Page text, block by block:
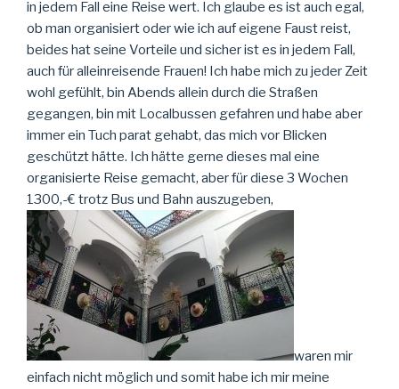
in jedem Fall eine Reise wert. Ich glaube es ist auch egal,
ob man organisiert oder wie ich auf eigene Faust reist,
beides hat seine Vorteile und sicher ist es in jedem Fall,
auch für alleinreisende Frauen! Ich habe mich zu jeder Zeit
wohl gefühlt, bin Abends allein durch die Straßen
gegangen, bin mit Localbussen gefahren und habe aber
immer ein Tuch parat gehabt, das mich vor Blicken
geschützt hätte. Ich hätte gerne dieses mal eine
organisierte Reise gemacht, aber für diese 3 Wochen
1300,-€ trotz Bus und Bahn auszugeben,
waren mir
einfach nicht möglich und somit habe ich mir meine